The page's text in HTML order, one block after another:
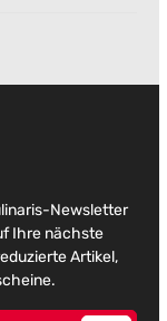
Newsletter
Ihre nächste
Artikel,